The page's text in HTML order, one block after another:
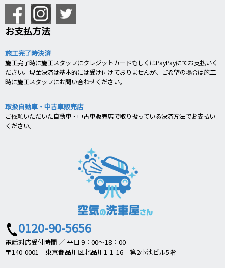
お支払方法
施工完了時決済
施工完了時に施工スタッフにクレジットカードもしくはPayPayにてお支払いく
ださい。現金決済は基本的には受け付けておりませんが、ご希望の場合は施工
時に施工スタッフにお問い合わせください。
取扱自動車・中古車販売店
ご依頼いただいた自動車・中古車販売店で取り扱っている決済方法でお支払い
ください。
0120-90-5656
電話対応受付時間 ／ 平日 9：00～18：00
〒140-0001 東京都品川区北品川1-1-16 第2小池ビル5階